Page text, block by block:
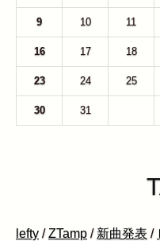
9 10 11
16 17 18
23 24 25
30 31
lefty /ZTamp / 新曲発表 /